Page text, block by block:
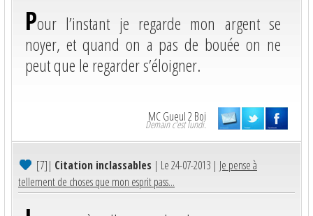
Pour l’instant je regarde mon argent se
noyer, et quand on a pas de bouée on ne
peut que le regarder s’éloigner.
MC Gueul 2 Boi
Demain c'est lundi.
[7]| Citation inclassables | Le 24-07-2013 | Je pense à
tellement de choses que mon esprit pass...